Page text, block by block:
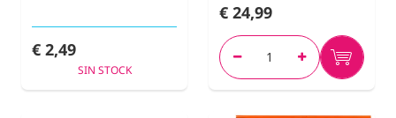
€ 2,49
SIN STOCK
€ 24,99